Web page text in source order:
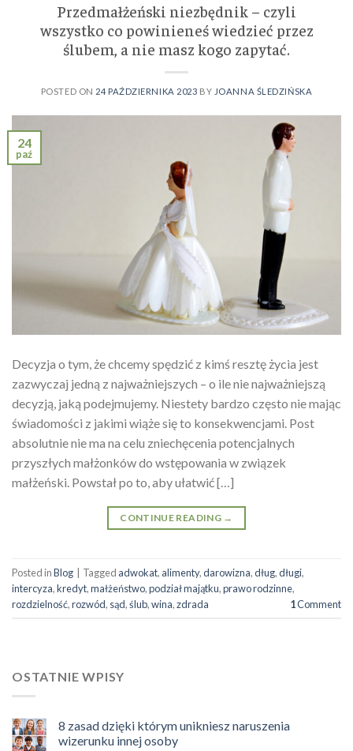
Przedmałżeński niezbędnik – czyli
wszystko co powinieneś wiedzieć przez
ślubem, a nie masz kogo zapytać.
POSTED ON 24 PAŹDZIERNIKA 2023 BY JOANNA ŚLEDZIŃSKA
24
paź
Decyzja o tym, że chcemy spędzić z kimś resztę życia jest
zazwyczaj jedną z najważniejszych – o ile nie najważniejszą
decyzją, jaką podejmujemy. Niestety bardzo często nie mając
świadomości z jakimi wiąże się to konsekwencjami. Post
absolutnie nie ma na celu zniechęcenia potencjalnych
przyszłych małżonków do wstępowania w związek
małżeński. Powstał po to, aby ułatwić […]
CONTINUE READING →
Posted inBlog Tagged adwokat, alimenty,darowizna,dług,długi,
intercyza,kredyt,małżeństwo,podział majątku,prawo rodzinne,
rozdzielność,rozwód, sąd,ślub,wina,zdrada 1Comment
OSTATNIE WPISY
8 zasad dzięki którym unikniesz naruszenia
wizerunku innej osoby